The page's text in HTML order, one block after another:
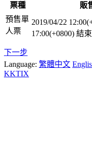
票種 販
預售單
人票
2019/04/22
17:00(+0800) 結
下一步
Language: 繁體中文
KKTIX